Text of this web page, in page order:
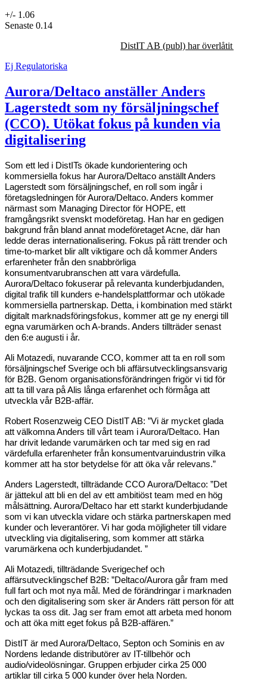
+/- 1.06
Senaste 0.14
DistIT AB (publ) har överlåtit
Ej Regulatoriska
Aurora/Deltaco anställer Anders
Lagerstedt som ny försäljningschef
(CCO). Utökat fokus på kunden via
digitalisering
Som ett led i DistITs ökade kundorientering och
kommersiella fokus har Aurora/Deltaco anställt Anders
Lagerstedt som försäljningschef, en roll som ingår i
företagsledningen för Aurora/Deltaco. Anders kommer
närmast som Managing Director för HOPE, ett
framgångsrikt svenskt modeföretag. Han har en gedigen
bakgrund från bland annat modeföretaget Acne, där han
ledde deras internationalisering. Fokus på rätt trender och
time-to-market blir allt viktigare och då kommer Anders
erfarenheter från den snabbrörliga
konsumentvarubranschen att vara värdefulla.
Aurora/Deltaco fokuserar på relevanta kunderbjudanden,
digital trafik till kunders e-handelsplattformar och utökade
kommersiella partnerskap. Detta, i kombination med stärkt
digitalt marknadsföringsfokus, kommer att ge ny energi till
egna varumärken och A-brands. Anders tillträder senast
den 6:e augusti i år.
Ali Motazedi, nuvarande CCO, kommer att ta en roll som
försäljningschef Sverige och bli affärsutvecklingsansvarig
för B2B. Genom organisationsförändringen frigör vi tid för
att ta till vara på Alis långa erfarenhet och förmåga att
utveckla vår B2B-affär.
Robert Rosenzweig CEO DistIT AB: ”Vi är mycket glada
att välkomna Anders till vårt team i Aurora/Deltaco. Han
har drivit ledande varumärken och tar med sig en rad
värdefulla erfarenheter från konsumentvaruindustrin vilka
kommer att ha stor betydelse för att öka vår relevans.”
Anders Lagerstedt, tillträdande CCO Aurora/Deltaco: ”Det
är jättekul att bli en del av ett ambitiöst team med en hög
målsättning. Aurora/Deltaco har ett starkt kunderbjudande
som vi kan utveckla vidare och stärka partnerskapen med
kunder och leverantörer. Vi har goda möjligheter till vidare
utveckling via digitalisering, som kommer att stärka
varumärkena och kunderbjudandet. ”
Ali Motazedi, tillträdande Sverigechef och
affärsutvecklingschef B2B: ”Deltaco/Aurora går fram med
full fart och mot nya mål. Med de förändringar i marknaden
och den digitalisering som sker är Anders rätt person för att
lyckas ta oss dit. Jag ser fram emot att arbeta med honom
och att öka mitt eget fokus på B2B-affären.”
DistIT är med Aurora/Deltaco, Septon och Sominis en av
Nordens ledande distributörer av IT-tillbehör och
audio/videolösningar. Gruppen erbjuder cirka 25 000
artiklar till cirka 5 000 kunder över hela Norden.